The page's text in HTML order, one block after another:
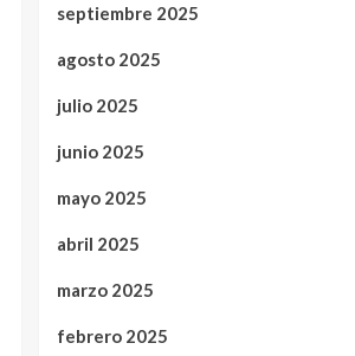
septiembre 2025
agosto 2025
julio 2025
junio 2025
mayo 2025
abril 2025
marzo 2025
febrero 2025